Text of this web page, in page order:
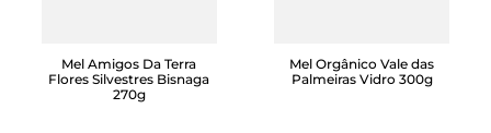
Mel Amigos Da Terra
Flores Silvestres Bisnaga
270g
Mel Orgânico Vale das
Palmeiras Vidro 300g